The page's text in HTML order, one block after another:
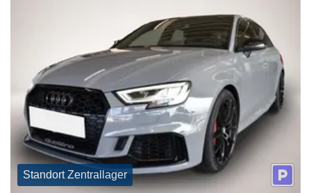
Standort Zentrallager